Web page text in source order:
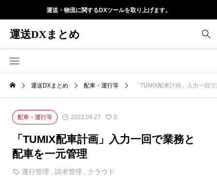
運送・物流に関するDXツールを取り上げます。
運送DXまとめ
運送DXまとめ 配車・運行等 「TUMIX配車計画」入力一回
配車・運行等 2022.09.27 0
「TUMIX配車計画」入力一回で業務と
配車を一元管理
運行管理 , 請求管理 , クラウド